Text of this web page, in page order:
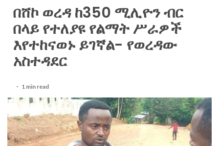
በሸኮ ወረዳ ከ350 ሚሊዮን ብር
በላይ የተለያዩ የልማት ሥራዎች
እየተከናወኑ ይገኛል- የወረዳው
አስተዳደር
1 min read